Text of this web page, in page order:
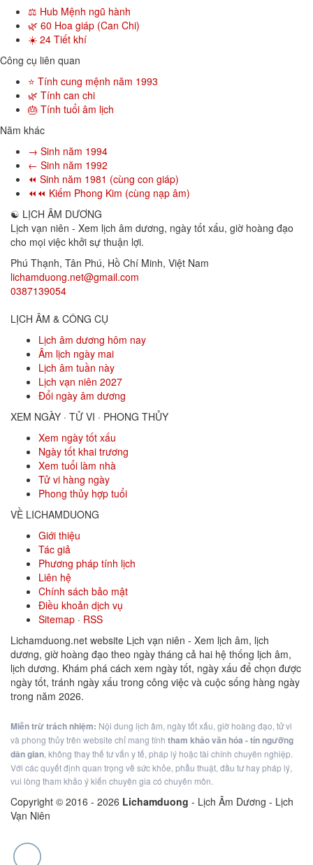
⚖️ Hub Mệnh ngũ hành
🌿 60 Hoa giáp (Can Chi)
☀️ 24 Tiết khí
Công cụ liên quan
⭐ Tính cung mệnh năm 1993
🌿 Tính can chi
🎂 Tính tuổi âm lịch
Năm khác
→ Sinh năm 1994
← Sinh năm 1992
⏪ Sinh năm 1981 (cùng con giáp)
⏪⏪ Kiếm Phong Kim (cùng nạp âm)
☯ LỊCH ÂM DƯƠNG
Lịch vạn niên - Xem lịch âm dương, ngày tốt xấu, giờ hoàng đạo
cho mọi việc khởi sự thuận lợi.
Phú Thạnh, Tân Phú, Hồ Chí Minh, Việt Nam
lichamduong.net@gmail.com
0387139054
LỊCH ÂM & CÔNG CỤ
Lịch âm dương hôm nay
Âm lịch ngày mai
Lịch âm tuần này
Lịch vạn niên 2027
Đổi ngày âm dương
XEM NGÀY · TỬ VI · PHONG THỦY
Xem ngày tốt xấu
Ngày tốt khai trương
Xem tuổi làm nhà
Tử vi hàng ngày
Phong thủy hợp tuổi
VỀ LICHAMDUONG
Giới thiệu
Tác giả
Phương pháp tính lịch
Liên hệ
Chính sách bảo mật
Điều khoản dịch vụ
Sitemap · RSS
Lichamduong.net website Lịch vạn niên - Xem lịch âm, lịch
dương, giờ hoàng đạo theo ngày tháng cả hai hệ thống lịch âm,
lịch dương. Khám phá cách xem ngày tốt, ngày xấu để chọn được
ngày tốt, tránh ngày xấu trong công việc và cuộc sống hàng ngày
trong năm 2026.
Miễn trừ trách nhiệm: Nội dung lịch âm, ngày tốt xấu, giờ hoàng đạo, tử vi
và phong thủy trên website chỉ mang tính tham khảo văn hóa - tín ngưỡng
dân gian, không thay thế tư vấn y tế, pháp lý hoặc tài chính chuyên nghiệp.
Với các quyết định quan trọng về sức khỏe, phẫu thuật, đầu tư hay pháp lý,
vui lòng tham khảo ý kiến chuyên gia có chuyên môn.
Copyright © 2016 - 2026 Lichamduong - Lịch Âm Dương - Lịch
Vạn Niên